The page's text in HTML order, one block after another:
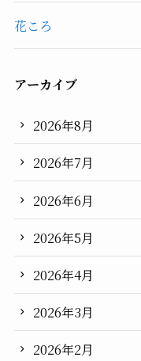
花ころ
アーカイブ
2026年8月
2026年7月
2026年6月
2026年5月
2026年4月
2026年3月
2026年2月